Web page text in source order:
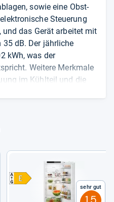
sowie eine Obst-
Steuerung
und das Gerät arbeitet mit
dB. Der jährliche
kWh, was der
Weitere Merkmale
im Kühlteil und die
höhenverstellbar
über LED-Display
KSI 12VF2
Sehr gut